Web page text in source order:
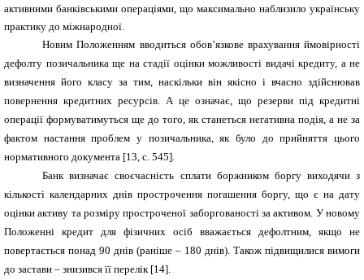
активними банківськими операціями, що максимально наблизило українську
практику до міжнародної.
Новим Положенням вводиться обов’язкове врахування ймовірності
дефолту позичальника ще на стадії оцінки можливості видачі кредиту, а не
визначення його класу за тим, наскільки він якісно і вчасно здійснював
повернення кредитних ресурсів. А це означає, що резерви під кредитні
операції формуватимуться ще до того, як станеться негативна подія, а не за
фактом настання проблем у позичальника, як було до прийняття цього
нормативного документа [13, с. 545].
Банк визначає своєчасність сплати боржником боргу виходячи з
кількості календарних днів прострочення погашення боргу, що є на дату
оцінки активу та розміру простроченої заборгованості за активом. У новому
Положенні кредит для фізичних осіб вважається дефолтним, якщо не
повертається понад 90 днів (раніше – 180 днів). Також підвищилися вимоги
до застави – знизився її перелік [14].